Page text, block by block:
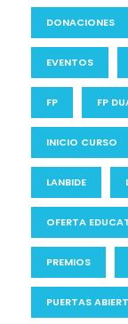
DONACIONES
EVENTOS
FP FP
INICIO CURSO
LANBIDE
OFERTA
PREMIOS
PUERTAS